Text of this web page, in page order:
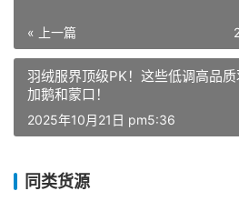
« 上一篇
羽绒服界顶级PK！这些低调高品
加鹅和蒙口！
2025年10月21日 pm5:36
同类货源